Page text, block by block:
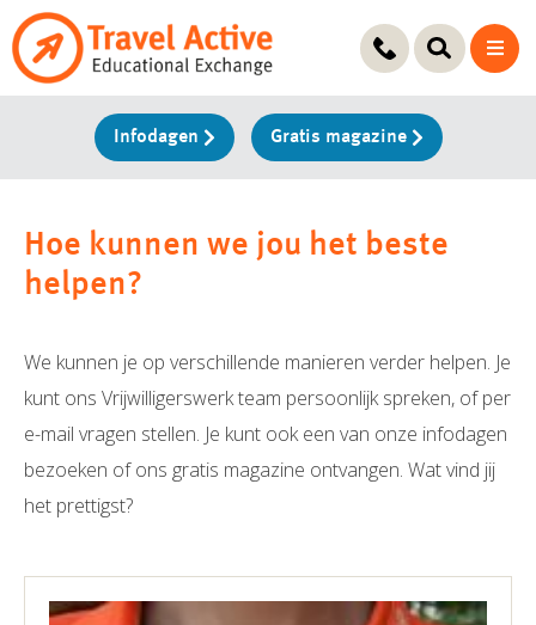
Ga
naar
Infodagen Gratis magazine
Hoe kunnen we jou het beste
helpen?
We kunnen je op verschillende manieren verder helpen. Je
kunt ons Vrijwilligerswerk team persoonlijk spreken, of per
e-mail vragen stellen. Je kunt ook een van onze infodagen
bezoeken of ons gratis magazine ontvangen. Wat vind jij
het prettigst?